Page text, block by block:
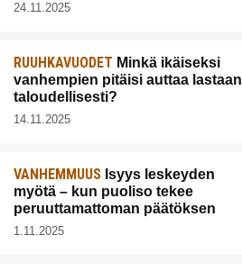
24.11.2025
RUUHKAVUODET Minkä ikäiseksi
vanhempien pitäisi auttaa lastaan
taloudellisesti?
14.11.2025
VANHEMMUUS Isyys leskeyden
myötä – kun puoliso tekee
peruuttamattoman päätöksen
1.11.2025